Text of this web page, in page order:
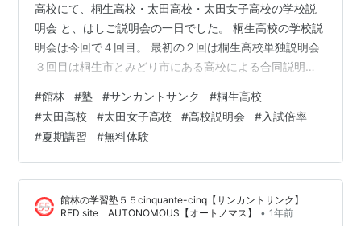
高校にて、桐生高校・太田高校・太田女子高校の学校説
明会 と、はしご説明会の一日でした。 桐生高校の学校説
明会は今回で４回目。 最初の２回は桐生高校単独説明会
３回目は桐生市とみどり市にある高校による合同説明会
地区の地域トップ校が一堂に会しました。 太田高校の担
当の先生は 「ずっと塾向けの説明会を開かせていただき
たかった」とおっしゃっていたのがとても印象的でし
た。 ここのところ倍率が低い状況が続いており さらに
東毛地区は現中２生からぐっと生徒数が減ってしまうと
いうことで 太田高校、太田女…
#館林 #塾 #サンカントサンク #桐生高校
#太田高校 #太田女子高校 #高校説明会 #入試倍率
#夏期講習 #無料体験
館林の学習塾５５cinquante-cinq【サンカントサンク】
RED site AUTONOMOUS【オートノマス】
• 1年前